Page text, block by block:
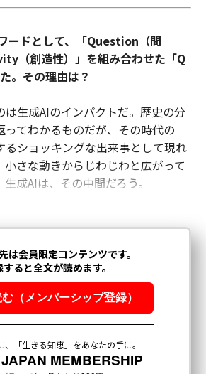
ドとして、「Question（問
（創造性）」を組み合わせた「Q
。その理由は？
は生成AIのインパクトだ。歴史の分
てわかるものだが、その時代の
るショッキングな出来事として現れ
小さな動きからじわじわと広がって
成AIは、その中間だろう。